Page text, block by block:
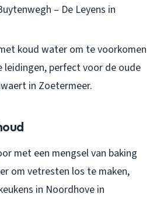
– De Leyens in
koud water om te voorkomen
perfect voor de oude
in Zoetermeer.
met een mengsel van baking
om vetresten los te maken,
in Noordhove in